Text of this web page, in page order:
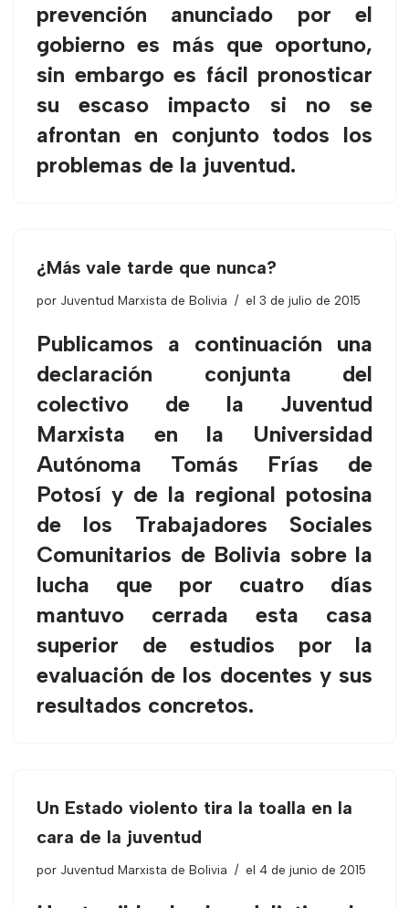
prevención anunciado por el
gobierno es más que oportuno,
sin embargo es fácil pronosticar
su escaso impacto si no se
afrontan en conjunto todos los
problemas de la juventud.
¿Más vale tarde que nunca?
por Juventud Marxista de Bolivia el 3 de julio de 2015
Publicamos a continuación una
declaración conjunta del
colectivo de la Juventud
Marxista en la Universidad
Autónoma Tomás Frías de
Potosí y de la regional potosina
de los Trabajadores Sociales
Comunitarios de Bolivia sobre la
lucha que por cuatro días
mantuvo cerrada esta casa
superior de estudios por la
evaluación de los docentes y sus
resultados concretos.
Un Estado violento tira la toalla en la
cara de la juventud
por Juventud Marxista de Bolivia el 4 de junio de 2015